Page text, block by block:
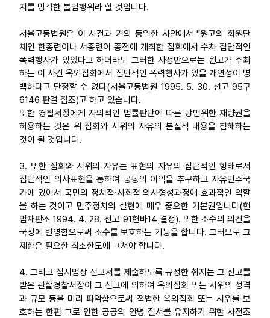
지를 망각한 불법행위라 할 것입니다.
서울고등법원은 이 사건과 거의 동일한 사안에서 "원고의 회원단
체인 한총련이나 서총련이 종전에 개최한 집회에서 수차 집단적인
폭력행사가 있었다고 하더라도 그러한 사정만으로는 원고가 주최
하는 이 사건 옥외집회에서 집단적인 폭력행사가 있을 개연성이 명
백하다고 단정할 수 없다(서울고등법원 1995. 5. 30. 선고 95구
6146 판결 참조)고 하고 있습니다.
또한 경찰서장에게 자의적인 법률판단에 따른 광범위한 재량권을
허용하는 것은 위 집회와 시위의 자유의 본질적 내용을 침해하는
것이 될 것입니다.
3. 또한 집회와 시위의 자유는 표현의 자유의 집단적인 형태로서
집단적인 의사표현을 통하여 공동의 이익을 추구하고 자유민주국
가에 있어서 국민의 정치적·사회적 의사형성과정에 효과적인 역할
을 하는 것이고 민주정치의 실현에 매우 중요한 기본권입니다(헌
법재판소 1994. 4. 28. 선고 91헌바14 결정). 또한 소수의 의견을
국정에 반영함으로써 소수를 보호하는 기능을 합니다. 그러므로 그
제한은 필요한 최소한도에 그쳐야 합니다.
4. 그리고 집시법상 신고서를 제출하도록 규정한 취지는 그 신고를
받은 관할경찰서장이 그 신고에 의하여 옥외집회 또는 시위의 성격
과 규모 등을 미리 파악함으로써 적법한 옥외집회 또는 시위를 보
호하는 한편 그로 인한 공공의 안녕 질서를 유지하기 위한 사전조